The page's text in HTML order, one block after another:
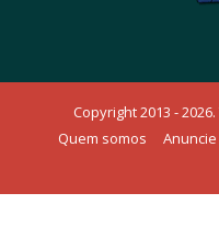
Copyright 2013 -
Quem somos
Anuncie